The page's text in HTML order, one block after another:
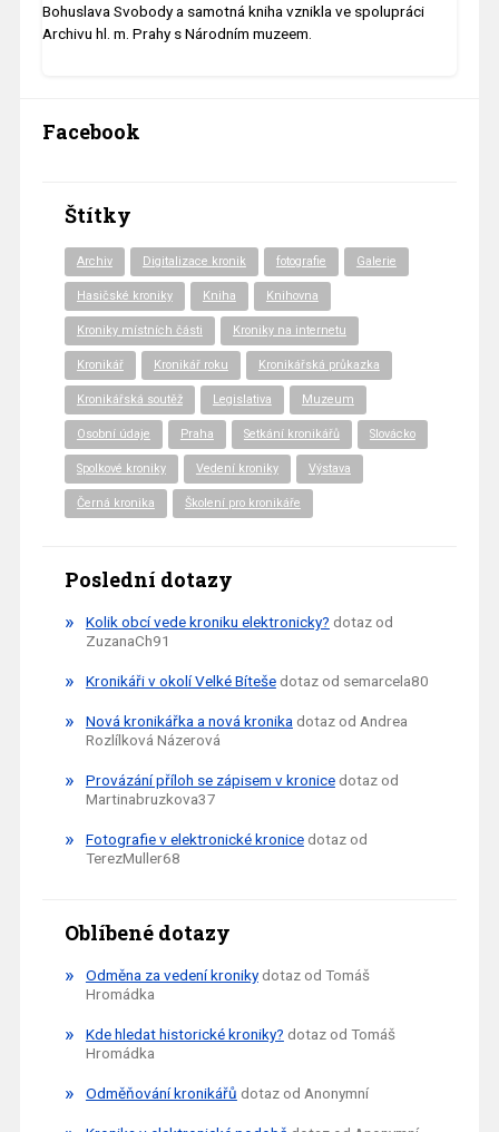
Bohuslava Svobody a samotná kniha vznikla ve spolupráci
Archivu hl. m. Prahy s Národním muzeem.
Facebook
Štítky
Archiv Digitalizace kronik fotografie Galerie
Hasičské kroniky Kniha Knihovna
Kroniky místních části Kroniky na internetu
Kronikář Kronikář roku Kronikářská průkazka
Kronikářská soutěž Legislativa Muzeum
Osobní údaje Praha Setkání kronikářů Slovácko
Spolkové kroniky Vedení kroniky Výstava
Černá kronika Školení pro kronikáře
Poslední dotazy
Kolik obcí vede kroniku elektronicky? dotaz od
ZuzanaCh91
Kronikáři v okolí Velké Bítešedotaz od semarcela80
Nová kronikářka a nová kronika dotaz od Andrea
Rozlílková Názerová
Provázání příloh se zápisem v kronicedotaz od
Martinabruzkova37
Fotografie v elektronické kronicedotaz od
TerezMuller68
Oblíbené dotazy
Odměna za vedení kronikydotaz od Tomáš
Hromádka
Kde hledat historické kroniky? dotaz od Tomáš
Hromádka
Odměňování kronikářů dotaz od Anonymní